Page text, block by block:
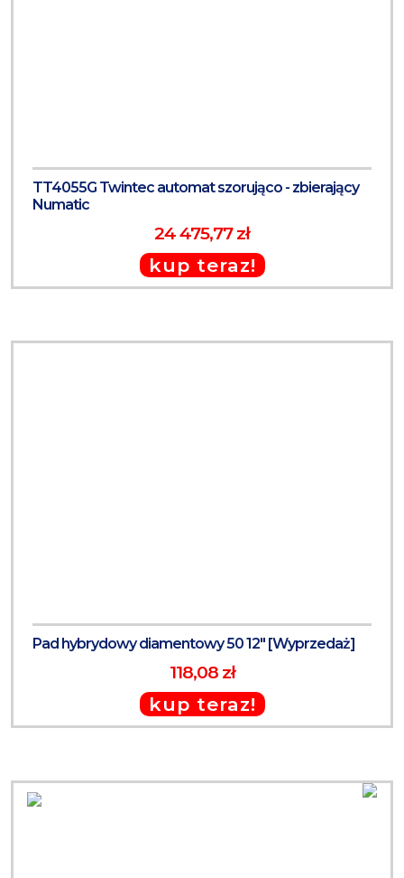
TT4055G Twintec automat szorująco - zbierający
Numatic
24 475,77 zł
kup teraz!
Pad hybrydowy diamentowy 50 12" [Wyprzedaż]
118,08 zł
kup teraz!